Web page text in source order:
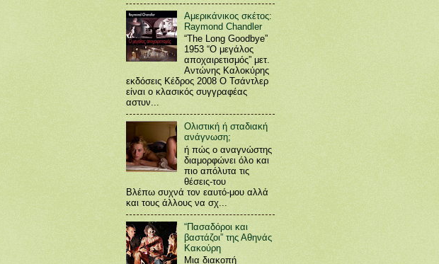
Αμερικάνικος σκέτος:
Raymond Chandler
“The Long Goodbye”
1953 “Ο μεγάλος
αποχαιρετισμός” μετ.
Αντώνης Καλοκύρης
εκδόσεις Κέδρος 2008 Ο Τσάντλερ
είναι ο κλασικός συγγραφέας
αστυν...
Ολιστική ή σταδιακή
ανάγνωση;
ή πώς ο αναγνώστης
διαμορφώνει όλο και
πιο απόλυτα τις
θέσεις-του
Βλέπω συχνά τον εαυτό-μου αλλά
και τους άλλους να σχ...
“Πασαδόροι και
βαστάζοι” της Αθηνάς
Κακούρη
Μια διακοπή